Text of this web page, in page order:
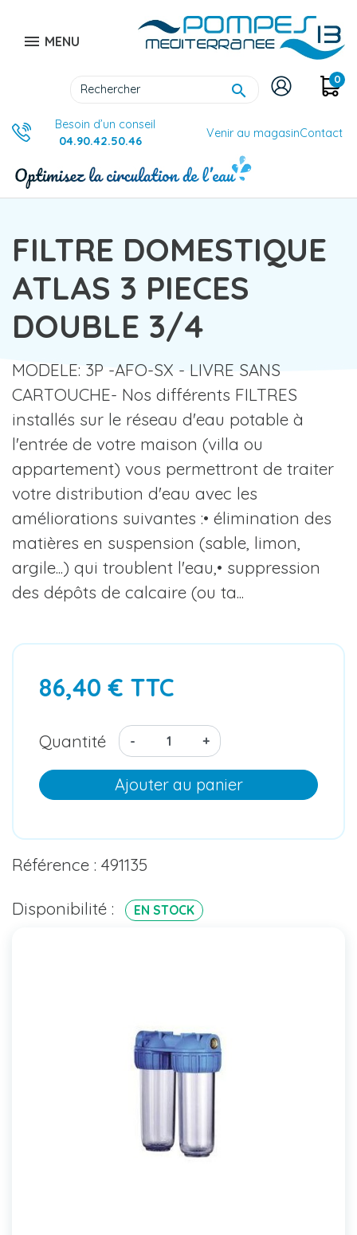
 MENU

0
Besoin d’un conseil
04.90.42.50.46
Venir au magasinContact
FILTRE DOMESTIQUE
ATLAS 3 PIECES
DOUBLE 3/4
MODELE: 3P -AFO-SX - LIVRE SANS
CARTOUCHE- Nos différents FILTRES
installés sur le réseau d'eau potable à
l'entrée de votre maison (villa ou
appartement) vous permettront de traiter
votre distribution d'eau avec les
améliorations suivantes :• élimination des
matières en suspension (sable, limon,
argile...) qui troublent l'eau,• suppression
des dépôts de calcaire (ou ta...
86,40 € TTC
Quantité - +
Ajouter au panier
Référence : 491135
Disponibilité : EN STOCK